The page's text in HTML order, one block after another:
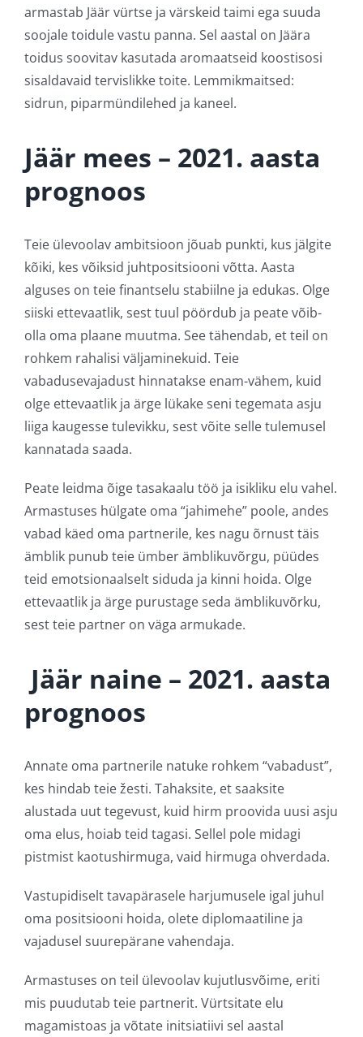
armastab Jäär vürtse ja värskeid taimi ega suuda
soojale toidule vastu panna. Sel aastal on Jäära
toidus soovitav kasutada aromaatseid koostisosi
sisaldavaid tervislikke toite. Lemmikmaitsed:
sidrun, piparmündilehed ja kaneel.
Jäär mees – 2021. aasta
prognoos
Teie ülevoolav ambitsioon jõuab punkti, kus jälgite
kõiki, kes võiksid juhtpositsiooni võtta. Aasta
alguses on teie finantselu stabiilne ja edukas. Olge
siiski ettevaatlik, sest tuul pöördub ja peate võib-
olla oma plaane muutma. See tähendab, et teil on
rohkem rahalisi väljaminekuid. Teie
vabadusevajadust hinnatakse enam-vähem, kuid
olge ettevaatlik ja ärge lükake seni tegemata asju
liiga kaugesse tulevikku, sest võite selle tulemusel
kannatada saada.
Peate leidma õige tasakaalu töö ja isikliku elu vahel.
Armastuses hülgate oma “jahimehe” poole, andes
vabad käed oma partnerile, kes nagu õrnust täis
ämblik punub teie ümber ämblikuvõrgu, püüdes
teid emotsionaalselt siduda ja kinni hoida. Olge
ettevaatlik ja ärge purustage seda ämblikuvõrku,
sest teie partner on väga armukade.
Jäär naine – 2021. aasta
prognoos
Annate oma partnerile natuke rohkem “vabadust”,
kes hindab teie žesti. Tahaksite, et saaksite
alustada uut tegevust, kuid hirm proovida uusi asju
oma elus, hoiab teid tagasi. Sellel pole midagi
pistmist kaotushirmuga, vaid hirmuga ohverdada.
Vastupidiselt tavapärasele harjumusele igal juhul
oma positsiooni hoida, olete diplomaatiline ja
vajadusel suurepärane vahendaja.
Armastuses on teil ülevoolav kujutlusvõime, eriti
mis puudutab teie partnerit. Vürtsitate elu
magamistoas ja võtate initsiatiivi sel aastal